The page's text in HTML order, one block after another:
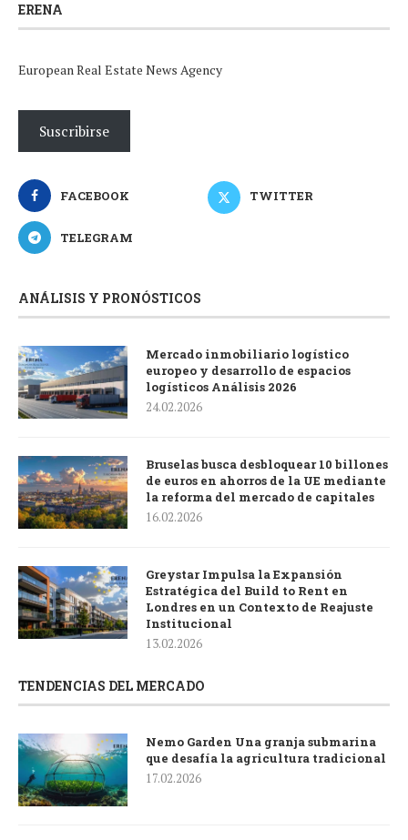
ERENA
European Real Estate News Agency
Suscribirse
FACEBOOK TWITTER
TELEGRAM
ANÁLISIS Y PRONÓSTICOS
Mercado inmobiliario logístico
europeo y desarrollo de espacios
logísticos Análisis 2026
24.02.2026
Bruselas busca desbloquear 10 billones
de euros en ahorros de la UE mediante
la reforma del mercado de capitales
16.02.2026
Greystar Impulsa la Expansión
Estratégica del Build to Rent en
Londres en un Contexto de Reajuste
Institucional
13.02.2026
TENDENCIAS DEL MERCADO
Nemo Garden Una granja submarina
que desafía la agricultura tradicional
17.02.2026